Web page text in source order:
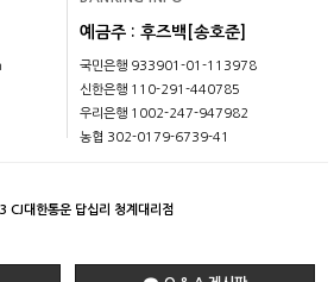
예금주 : 후즈백[송호준]
국민은행 933901-01-113978
신한은행 110-291-440785
우리은행 1002-247-947982
농협 302-0179-6739-41
대한통운 답십리 청계대리점